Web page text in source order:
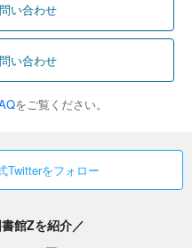
い合わせ
い合わせ
をご覧ください。
Twitterをフォロー
館Zを紹介／